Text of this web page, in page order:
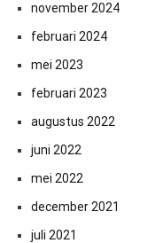
november 2024
februari 2024
mei 2023
februari 2023
augustus 2022
juni 2022
mei 2022
december 2021
juli 2021